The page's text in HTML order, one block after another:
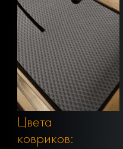
Цвета
ковриков: